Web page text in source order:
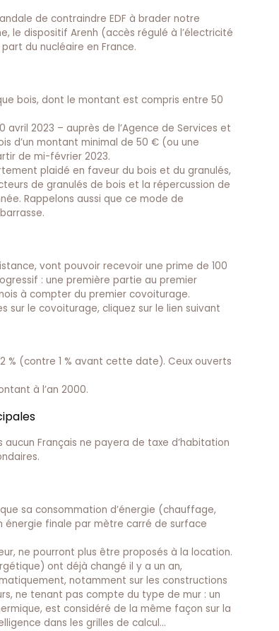
de contraindre EDF à brader notre
le dispositif Arenh (accès régulé à l’électricité
du nucléaire en France.
bois, dont le montant est compris entre 50
2023 – auprès de l’Agence de Services et
d’un montant minimal de 50 € (ou une
de mi-février 2023.
plaidé en faveur du bois et du granulés,
de granulés de bois et la répercussion de
Rappelons aussi que ce mode de
vont pouvoir recevoir une prime de 100
: une première partie au premier
à compter du premier covoiturage.
sur le covoiturage, cliquez sur le lien suivant
% (contre 1 % avant cette date). Ceux ouverts
à l’an 2000.
Français ne payera de taxe d’habitation
sa consommation d’énergie (chauffage,
énergie finale par mètre carré de surface
ne pourront plus être proposés à la location.
ont déjà changé il y a un an,
notamment sur les constructions
ne tenant pas compte du type de mur : un
est considéré de la même façon sur la
dans les grilles de calcul…